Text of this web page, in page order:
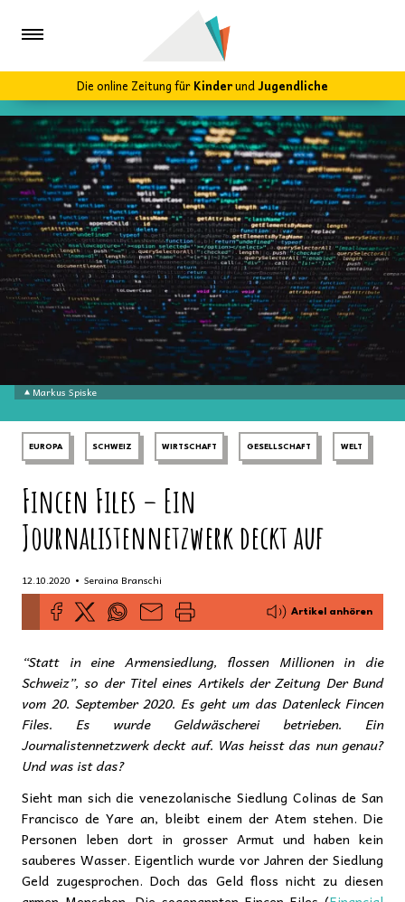
Die online Zeitung fürKinderundJugendliche
Markus Spiske
EUROPA SCHWEIZ WIRTSCHAFT GESELLSCHAFT WELT
Fincen Files – Ein
Journalistennetzwerk deckt auf
12.10.2020 • Seraina Branschi
Artikel anhören
“Statt in eine Armensiedlung, flossen Millionen in die
Schweiz”, so der Titel eines Artikels der Zeitung Der Bund
vom 20. September 2020. Es geht um das Datenleck Fincen
Files. Es wurde Geldwäscherei betrieben. Ein
Journalistennetzwerk deckt auf. Was heisst das nun genau?
Und was ist das?
Sieht man sich die venezolanische Siedlung Colinas de San
Francisco de Yare an, bleibt einem der Atem stehen. Die
Personen leben dort in grosser Armut und haben kein
sauberes Wasser. Eigentlich wurde vor Jahren der Siedlung
Geld zugesprochen. Doch das Geld floss nicht zu diesen